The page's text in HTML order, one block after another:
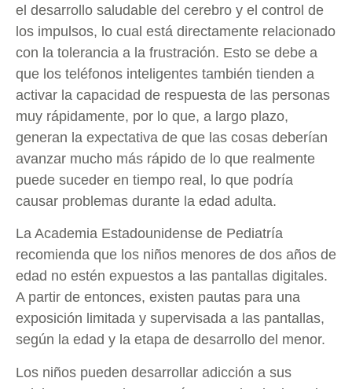
el desarrollo saludable del cerebro y el control de
los impulsos, lo cual está directamente relacionado
con la tolerancia a la frustración. Esto se debe a
que los teléfonos inteligentes también tienden a
activar la capacidad de respuesta de las personas
muy rápidamente, por lo que, a largo plazo,
generan la expectativa de que las cosas deberían
avanzar mucho más rápido de lo que realmente
puede suceder en tiempo real, lo que podría
causar problemas durante la edad adulta.
La Academia Estadounidense de Pediatría
recomienda que los niños menores de dos años de
edad no estén expuestos a las pantallas digitales.
A partir de entonces, existen pautas para una
exposición limitada y supervisada a las pantallas,
según la edad y la etapa de desarrollo del menor.
Los niños pueden desarrollar adicción a sus